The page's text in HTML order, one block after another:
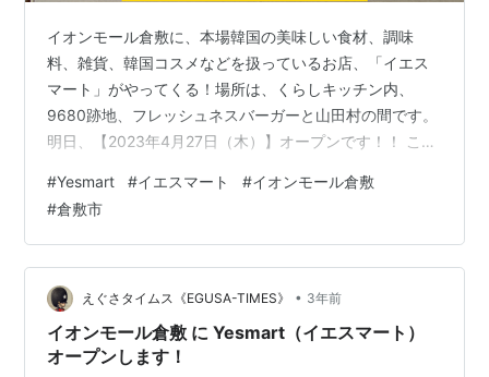
イオンモール倉敷に、本場韓国の美味しい食材、調味
料、雑貨、韓国コスメなどを扱っているお店、「イエス
マート」がやってくる！場所は、くらしキッチン内、
9680跡地、フレッシュネスバーガーと山田村の間です。
明日、【2023年4月27日（木）】オープンです！！ この
(@yesmart_kurashiki)がシェアした投稿kurashiki-
aeonmall.comexamplex.hatenadiary.com 美味しい食
品、安い食材が揃ってるみたい！オープン記念として、
以下の特典があるようです！ この投稿をInstagramで見
る Y…
#Yesmart #イエスマート #イオンモール倉敷
#倉敷市
えぐさタイムス《EGUSA-TIMES》 • 3年前
イオンモール倉敷 に Yesmart（イエスマート）
オープンします！